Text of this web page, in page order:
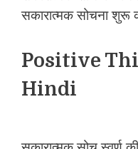
सकारात्मक सोचना शुरू
Positive
Hindi